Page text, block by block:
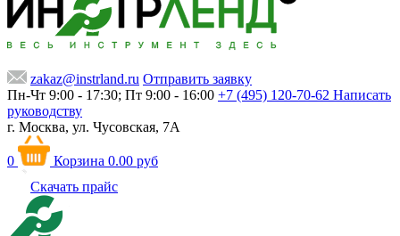
zakaz@instrland.ru Отправить заявку
Пн-Чт 9:00 - 17:30; Пт 9:00 - 16:00 +7 (495) 120-70-62 Написать
руководству
г. Москва, ул. Чусовская, 7А
0 Корзина 0.00 руб
Скачать прайс